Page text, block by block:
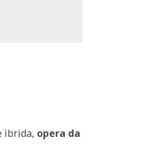
ibrida, opera da